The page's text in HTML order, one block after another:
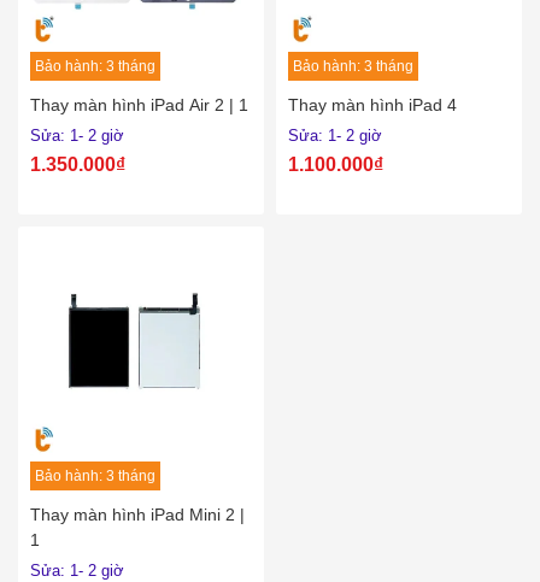
Bảo hành: 3 tháng
Thay màn hình iPad Air 2 | 1
Sửa: 1- 2 giờ
1.350.000₫
Bảo hành: 3 tháng
Thay màn hình iPad 4
Sửa: 1- 2 giờ
1.100.000₫
Bảo hành: 3 tháng
Thay màn hình iPad Mini 2 |
1
Sửa: 1- 2 giờ